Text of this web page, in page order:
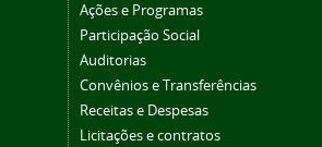
Ações e Programas
Participação Social
Auditorias
Convênios e Transferências
Receitas e Despesas
Licitações e contratos